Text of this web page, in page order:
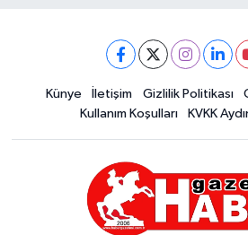
Künye İletişim Gizlilik Politikası
Kullanım Koşulları
KVKK